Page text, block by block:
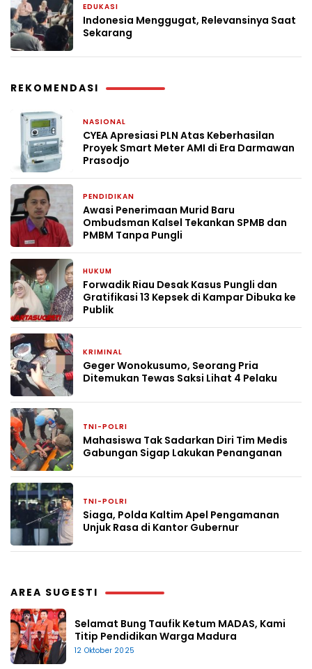
EDUKASI
Indonesia Menggugat, Relevansinya Saat
Sekarang
REKOMENDASI
NASIONAL
CYEA Apresiasi PLN Atas Keberhasilan
Proyek Smart Meter AMI di Era Darmawan
Prasodjo
PENDIDIKAN
Awasi Penerimaan Murid Baru
Ombudsman Kalsel Tekankan SPMB dan
PMBM Tanpa Pungli
HUKUM
Forwadik Riau Desak Kasus Pungli dan
Gratifikasi 13 Kepsek di Kampar Dibuka ke
Publik
KRIMINAL
Geger Wonokusumo, Seorang Pria
Ditemukan Tewas Saksi Lihat 4 Pelaku
TNI-POLRI
Mahasiswa Tak Sadarkan Diri Tim Medis
Gabungan Sigap Lakukan Penanganan
TNI-POLRI
Siaga, Polda Kaltim Apel Pengamanan
Unjuk Rasa di Kantor Gubernur
AREA SUGESTI
Selamat Bung Taufik Ketum MADAS, Kami
Titip Pendidikan Warga Madura
12 Oktober 2025